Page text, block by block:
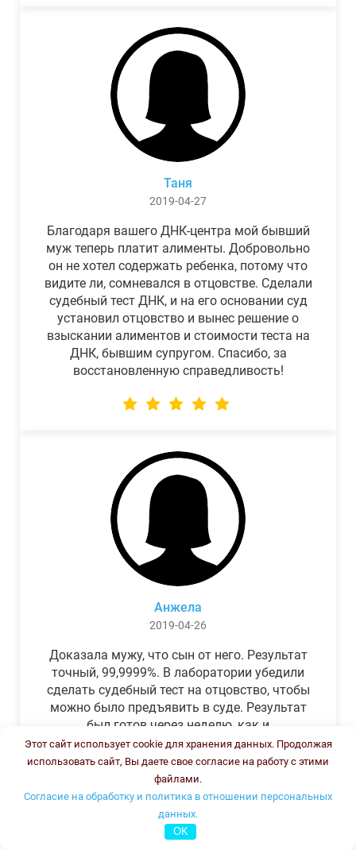
Таня
2019-04-27
Благодаря вашего ДНК-центра мой бывший
муж теперь платит алименты. Добровольно
он не хотел содержать ребенка, потому что
видите ли, сомневался в отцовстве. Сделали
судебный тест ДНК, и на его основании суд
установил отцовство и вынес решение о
взыскании алиментов и стоимости теста на
ДНК, бывшим супругом. Спасибо, за
восстановленную справедливость!
Анжела
2019-04-26
Доказала мужу, что сын от него. Результат
точный, 99,9999%. В лаборатории убедили
сделать судебный тест на отцовство, чтобы
можно было предъявить в суде. Результат
был готов через неделю, как и
обещали.Теперь муж бегает и извиняется.
Этот сайт использует cookie для хранения данных. Продолжая
использовать сайт, Вы даете свое согласие на работу с этими
файлами.
Согласие на обработку и политика в отношении персональных
данных.
OK